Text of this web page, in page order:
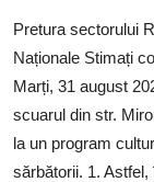
Sectorul Rîșcani
Căutați pe
Pretura sectorului
Naționale Stimați
Marți, 31 august
scuarul din str.
la un program
sărbătorii. 1.